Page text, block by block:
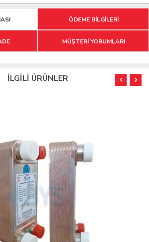
ÖDEME BİLGİLERİ
MÜŞTERİ YORUMLARI
İLGİLİ ÜRÜNLER